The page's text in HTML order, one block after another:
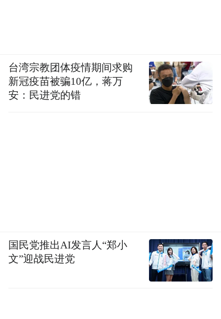
台湾宗教团体疫情期间求购
新冠疫苗被骗10亿，蒋万
安：民进党的错
国民党推出AI发言人“郑小
文”迎战民进党